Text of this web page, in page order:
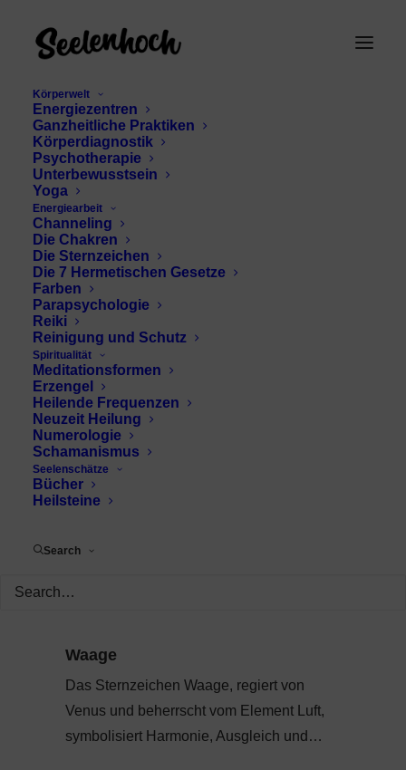
Körperwelt
Energiezentren
Ganzheitliche Praktiken
Körperdiagnostik
Psychotherapie
Unterbewusstsein
Yoga
Energiearbeit
Channeling
Die Chakren
Die Sternzeichen
Die 7 Hermetischen Gesetze
Farben
Parapsychologie
Reiki
Reinigung und Schutz
Spiritualität
Meditationsformen
Erzengel
Heilende Frequenzen
Neuzeit Heilung
Numerologie
Schamanismus
Seelenschätze
Bücher
Heilsteine
Search
Waage Horoskop
Waage
Das Sternzeichen Waage, regiert von
Venus und beherrscht vom Element Luft,
symbolisiert Harmonie, Ausgleich und…